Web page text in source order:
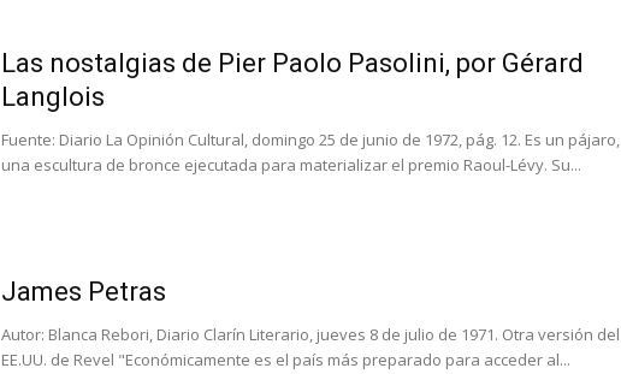
Las nostalgias de Pier Paolo Pasolini, por Gérard
Langlois
Fuente: Diario La Opinión Cultural, domingo 25 de junio de 1972, pág. 12. Es un pájaro,
una escultura de bronce ejecutada para materializar el premio Raoul-Lévy. Su...
James Petras
Autor: Blanca Rebori, Diario Clarín Literario, jueves 8 de julio de 1971. Otra versión del
EE.UU. de Revel "Económicamente es el país más preparado para acceder al...